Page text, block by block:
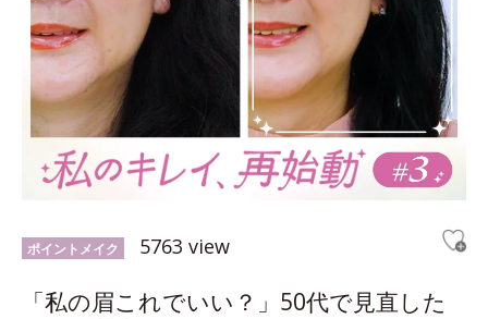
ポイントメイク 5763 view
「私の眉これでいい？」50代で見直した